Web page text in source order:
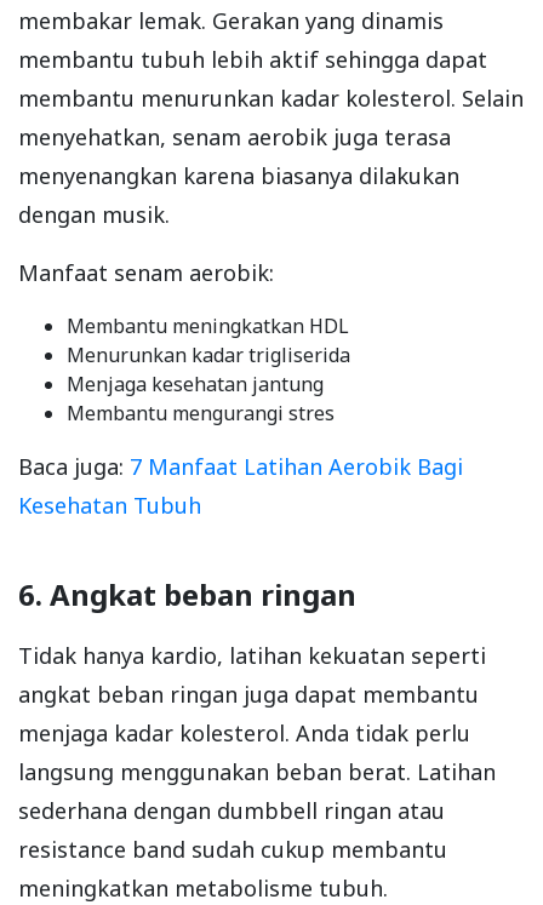
membakar lemak. Gerakan yang dinamis
membantu tubuh lebih aktif sehingga dapat
membantu menurunkan kadar kolesterol. Selain
menyehatkan, senam aerobik juga terasa
menyenangkan karena biasanya dilakukan
dengan musik.
Manfaat senam aerobik:
Membantu meningkatkan HDL
Menurunkan kadar trigliserida
Menjaga kesehatan jantung
Membantu mengurangi stres
Baca juga: 7 Manfaat Latihan Aerobik Bagi
Kesehatan Tubuh
6. Angkat beban ringan
Tidak hanya kardio, latihan kekuatan seperti
angkat beban ringan juga dapat membantu
menjaga kadar kolesterol. Anda tidak perlu
langsung menggunakan beban berat. Latihan
sederhana dengan dumbbell ringan atau
resistance band sudah cukup membantu
meningkatkan metabolisme tubuh.